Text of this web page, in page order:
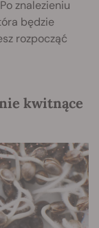
znalezieniu
będzie
rozpocząć
kwitnące